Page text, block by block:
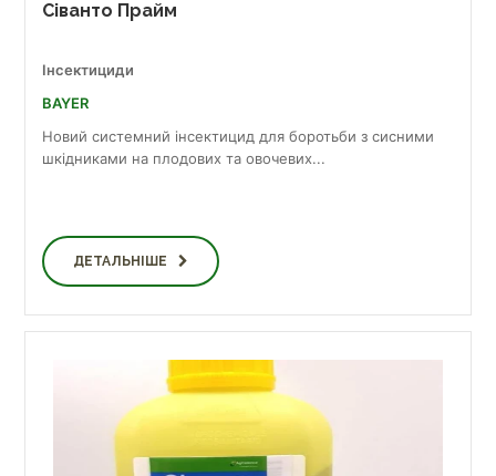
Сіванто Прайм
Інсектициди
BAYER
Новий системний інсектицид для боротьби з сисними
шкідниками на плодових та овочевих...
ДЕТАЛЬНІШЕ